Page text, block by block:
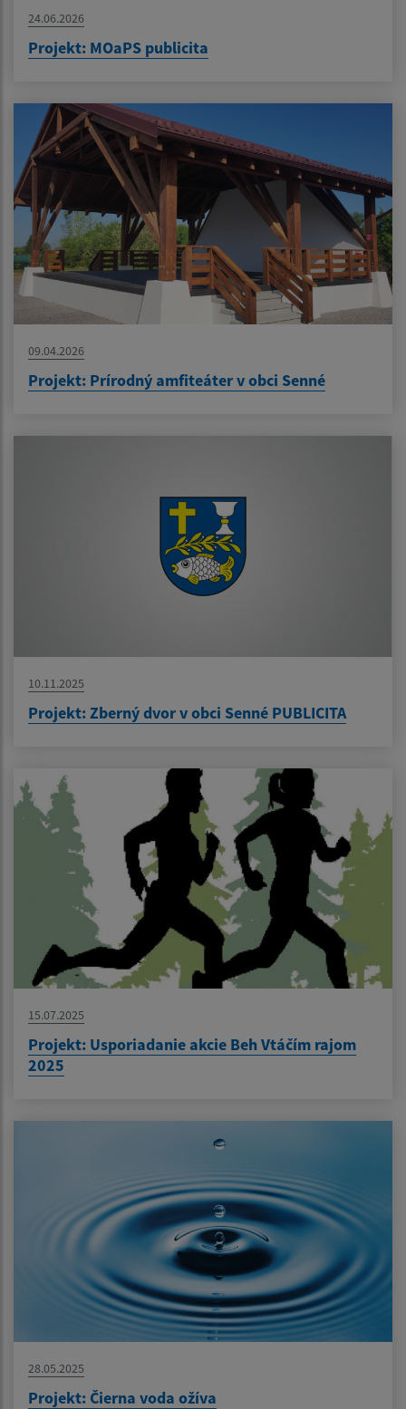
24.06.2026
Projekt: MOaPS publicita
09.04.2026
Projekt: Prírodný amfiteáter v obci Senné
10.11.2025
Projekt: Zberný dvor v obci Senné PUBLICITA
15.07.2025
Projekt: Usporiadanie akcie Beh Vtáčím rajom
2025
28.05.2025
Projekt: Čierna voda ožíva